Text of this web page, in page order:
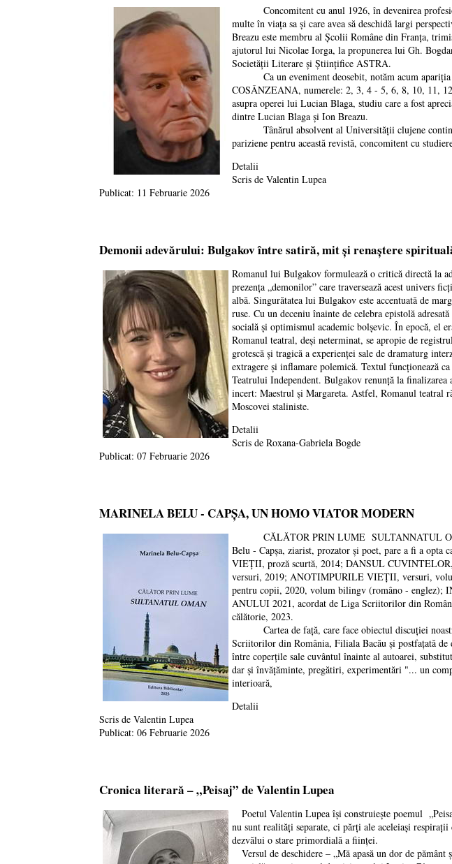
Concomitent cu anul 1926, în devenirea
multe în viața sa și care avea să deschidă largi
Breazu este membru al Școlii Române din Franța,
ajutorul lui Nicolae Iorga, la propunerea lui Gh.
Societății Literare și Științifice ASTRA.
Ca un eveniment deosebit, notăm acum apariția
COSÂNZEANA, numerele: 2, 3, 4 - 5, 6, 8, 10, 11,
asupra operei lui Lucian Blaga, studiu care a fost
dintre Lucian Blaga și Ion Breazu.
Tânărul absolvent al Universității clujene
pariziene pentru această revistă, concomitent cu
Detalii
Scris de Valentin Lupea
Publicat: 11 Februarie 2026
Demonii adevărului: Bulgakov între satiră, mit și renaștere
Romanul lui Bulgakov formulează o critică directă la
prezența „demonilor” care traversează acest univers
albă. Singurătatea lui Bulgakov este accentuată de
ruse. Cu un deceniu înainte de celebra epistolă
socială și optimismul academic bolșevic. În epocă, el
Romanul teatral, deși neterminat, se apropie de
grotescă și tragică a experienței sale de dramaturg
extragere și inflamare polemică. Textul funcționează
Teatrului Independent. Bulgakov renunță la finalizarea
incert: Maestrul și Margareta. Astfel, Romanul teatral
Moscovei staliniste.
Detalii
Scris de Roxana-Gabriela Bogde
Publicat: 07 Februarie 2026
MARINELA BELU - CAPȘA, UN HOMO VIATOR MODERN
CĂLĂTOR PRIN LUME SULTANNATUL
Belu - Capșa, ziarist, prozator și poet, pare a fi a opta
VIEȚII, proză scurtă, 2014; DANSUL
versuri, 2019; ANOTIMPURILE VIEȚII, versuri,
pentru copii, 2020, volum bilingv (româno - englez);
ANULUI 2021, acordat de Liga Scriitorilor din
călătorie, 2023.
Cartea de față, care face obiectul discuției
Scriitorilor din România, Filiala Bacău și postfațată
între coperțile sale cuvântul înainte al autoarei,
dar și învățăminte, pregătiri, experimentări "... un
interioară,
Detalii
Scris de Valentin Lupea
Publicat: 06 Februarie 2026
Cronica literară – „Peisaj” de Valentin Lupea
Poetul Valentin Lupea își construiește poemul
nu sunt realități separate, ci părți ale aceleiași
dezvălui o stare primordială a ființei.
Versul de deschidere – „Mă apasă un dor de